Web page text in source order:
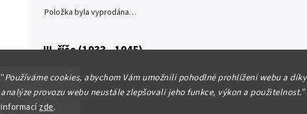
"Používáme cookies, abychom Vám umožnili pohodlné prohlížení webu a díky
analýze provozu webu neustále zlepšovali jeho funkce, výkon a použitelnost."
informacízde.
Položka byla vyprodána…
III. říše (1933 - 1945)
5 Marka 1937 A
Detailní informace